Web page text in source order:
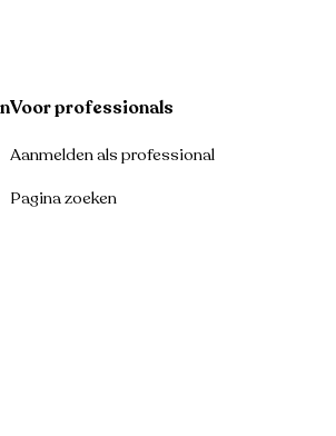
Voor professionals
Aanmelden als professional
Pagina zoeken